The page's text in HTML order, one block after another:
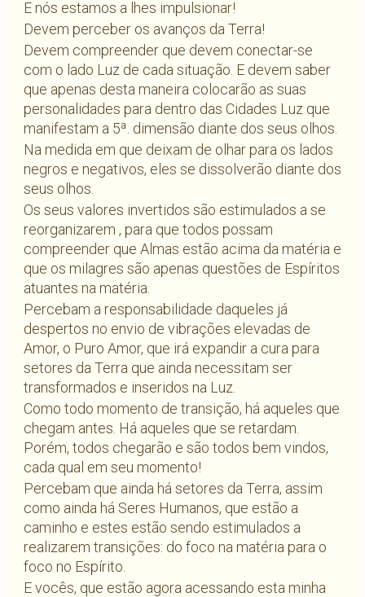
E nós estamos a lhes impulsionar!
Devem perceber os avanços da Terra!
Devem compreender que devem conectar-se
com o lado Luz de cada situação. E devem saber
que apenas desta maneira colocarão as suas
personalidades para dentro das Cidades Luz que
manifestam a 5ª. dimensão diante dos seus olhos.
Na medida em que deixam de olhar para os lados
negros e negativos, eles se dissolverão diante dos
seus olhos.
Os seus valores invertidos são estimulados a se
reorganizarem , para que todos possam
compreender que Almas estão acima da matéria e
que os milagres são apenas questões de Espíritos
atuantes na matéria.
Percebam a responsabilidade daqueles já
despertos no envio de vibrações elevadas de
Amor, o Puro Amor, que irá expandir a cura para
setores da Terra que ainda necessitam ser
transformados e inseridos na Luz.
Como todo momento de transição, há aqueles que
chegam antes. Há aqueles que se retardam.
Porém, todos chegarão e são todos bem vindos,
cada qual em seu momento!
Percebam que ainda há setores da Terra, assim
como ainda há Seres Humanos, que estão a
caminho e estes estão sendo estimulados a
realizarem transições: do foco na matéria para o
foco no Espírito.
E vocês, que estão agora acessando esta minha